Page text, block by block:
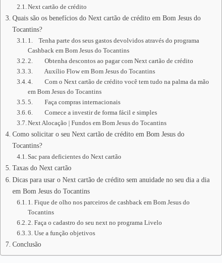
Next cartão de crédito
Quais são os benefícios do Next cartão de crédito em Bom Jesus do
Tocantins?
1. Tenha parte dos seus gastos devolvidos através do programa
Cashback em Bom Jesus do Tocantins
2. Obtenha descontos ao pagar com Next cartão de crédito
3. Auxílio Flow em Bom Jesus do Tocantins
4. Com o Next cartão de crédito você tem tudo na palma da mão
em Bom Jesus do Tocantins
5. Faça compras internacionais
6. Comece a investir de forma fácil e simples
Next Alocação | Fundos em Bom Jesus do Tocantins
Como solicitar o seu Next cartão de crédito em Bom Jesus do
Tocantins?
Sac para deficientes do Next cartão
Taxas do Next cartão
Dicas para usar o Next cartão de crédito sem anuidade no seu dia a dia
em Bom Jesus do Tocantins
1. Fique de olho nos parceiros de cashback em Bom Jesus do
Tocantins
2. Faça o cadastro do seu next no programa Livelo
3. Use a função objetivos
Conclusão